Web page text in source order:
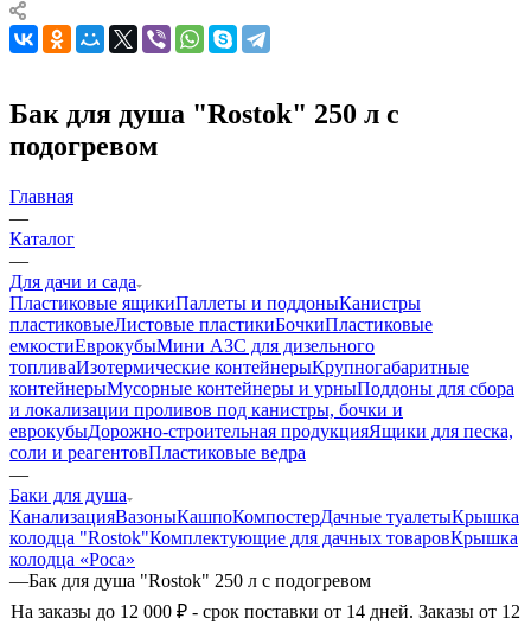
Бак для душа "Rostok" 250 л с
подогревом
Главная
—
Каталог
—
Для дачи и сада
Пластиковые ящикиПаллеты и поддоныКанистры
пластиковыеЛистовые пластикиБочкиПластиковые
емкостиЕврокубыМини АЗС для дизельного
топливаИзотермические контейнерыКрупногабаритные
контейнерыМусорные контейнеры и урныПоддоны для сбора
и локализации проливов под канистры, бочки и
еврокубыДорожно-строительная продукцияЯщики для песка,
соли и реагентовПластиковые ведра
—
Баки для душа
КанализацияВазоныКашпоКомпостерДачные туалетыКрышка
колодца "Rostok"Комплектующие для дачных товаровКрышка
колодца «Роса»
—Бак для душа "Rostok" 250 л с подогревом
На заказы до 12 000 ₽ - срок поставки от 14 дней. Заказы от 12